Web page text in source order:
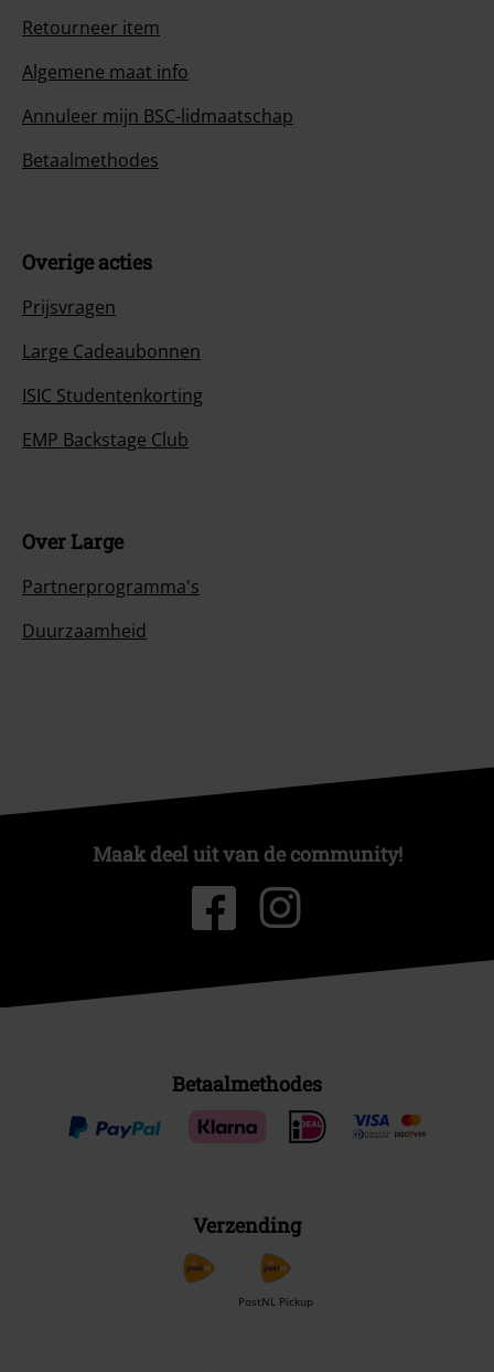
Retourneer item
Algemene maat info
Annuleer mijn BSC-lidmaatschap
Betaalmethodes
Overige acties
Prijsvragen
Large Cadeaubonnen
ISIC Studentenkorting
EMP Backstage Club
Over Large
Partnerprogramma's
Duurzaamheid
Maak deel uit van de community!
Betaalmethodes
Verzending
PostNL Pickup